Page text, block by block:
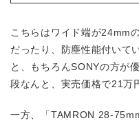
こちらはワイド端が24mm
だったり、防塵性能付いて
と、もちろんSONYの方が
段なんと、実売価格で21万
一方、「TAMRON 28-